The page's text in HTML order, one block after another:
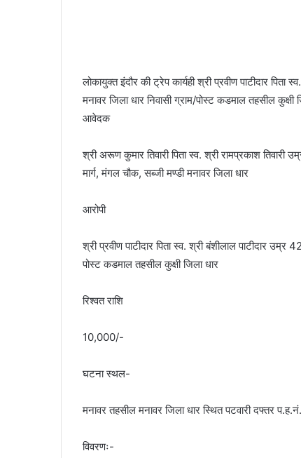
लोकायुक्त इंदौर की ट्रेप कार्यही श्री प्रवीण पाटीदार
मनावर जिला धार निवासी ग्राम/पोस्ट कडमाल तहसील
आवेदक
श्री अरूण कुमार तिवारी पिता स्व. श्री रामप्रकाश
मार्ग, मंगल चौक, सब्जी मण्डी मनावर जिला धार
आरोपी
श्री प्रवीण पाटीदार पिता स्व. श्री बंशीलाल पाटीदार उम्र
पोस्ट कडमाल तहसील कुक्षी जिला धार
रिश्वत राशि
10,000/-
घटना स्थल-
मनावर तहसील मनावर जिला धार स्थित पटवारी दफ्तर
विवरणः-